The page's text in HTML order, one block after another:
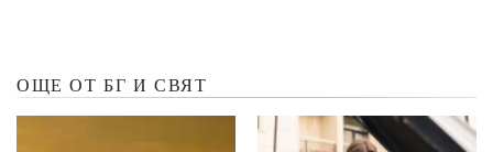
ОЩЕ ОТ БГ И СВЯТ